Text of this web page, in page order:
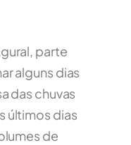
parte
alguns dias
das chuvas
últimos dias
de